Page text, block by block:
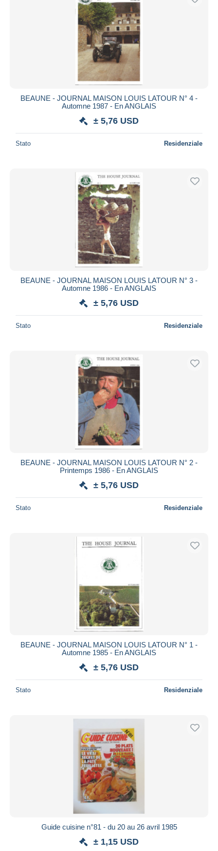
BEAUNE - JOURNAL MAISON LOUIS LATOUR N° 4 -
Automne 1987 - En ANGLAIS
± 5,76 USD
Stato Residenziale
BEAUNE - JOURNAL MAISON LOUIS LATOUR N° 3 -
Automne 1986 - En ANGLAIS
± 5,76 USD
Stato Residenziale
BEAUNE - JOURNAL MAISON LOUIS LATOUR N° 2 -
Printemps 1986 - En ANGLAIS
± 5,76 USD
Stato Residenziale
BEAUNE - JOURNAL MAISON LOUIS LATOUR N° 1 -
Automne 1985 - En ANGLAIS
± 5,76 USD
Stato Residenziale
Guide cuisine n°81 - du 20 au 26 avril 1985
± 1,15 USD